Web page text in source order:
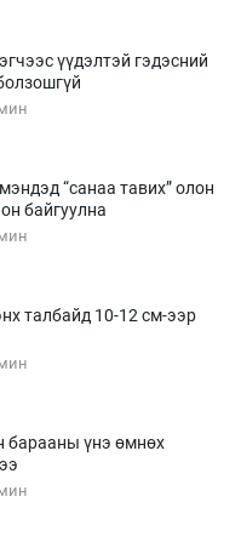
үүдэлтэй гэдэсний
“санаа тавих” олон
байгуулна
талбайд 10-12 см-ээр
барааны үнэ өмнөх